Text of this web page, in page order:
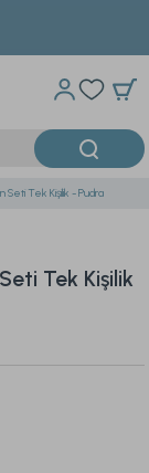
Tek Kişilik - Pudra
Tek Kişilik